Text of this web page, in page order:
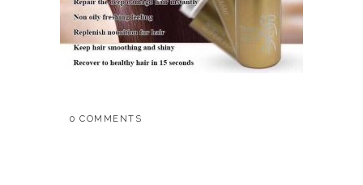
0 COMMENTS